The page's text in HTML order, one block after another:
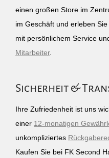
einen großen Store im
im Geschäft und erleben
mit persönlichem Service
Mitarbeiter.
Sicherheit &
Ihre Zufriedenheit ist uns
einer 12-monatigen
unkompliziertes
Kaufen Sie bei FK Second